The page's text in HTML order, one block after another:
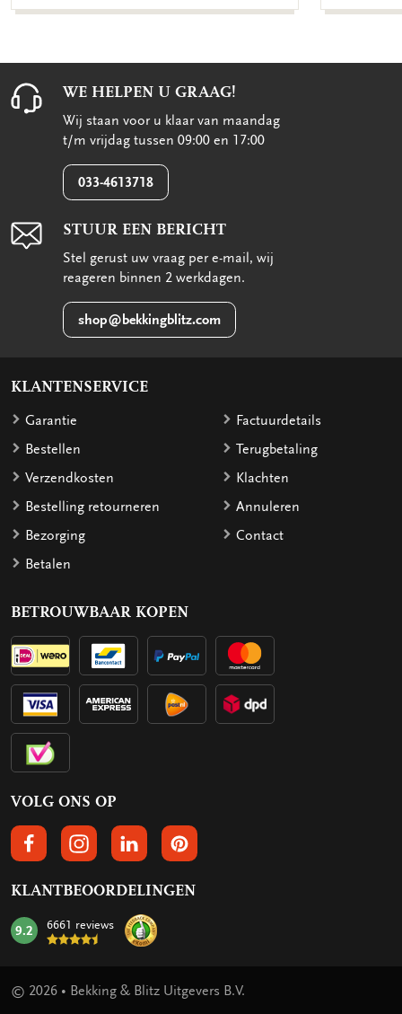
WE HELPEN U GRAAG!
Wij staan voor u klaar van maandag
t/m vrijdag tussen 09:00 en 17:00
033-4613718
STUUR EEN BERICHT
Stel gerust uw vraag per e-mail, wij
reageren binnen 2 werkdagen.
shop@bekkingblitz.com
KLANTENSERVICE
Garantie
Bestellen
Verzendkosten
Bestelling retourneren
Bezorging
Betalen
Factuurdetails
Terugbetaling
Klachten
Annuleren
Contact
BETROUWBAAR KOPEN
VOLG ONS OP
VOLGS ONS OP FACEBOOK
VOLG ONS OP INSTAGRAM
VOLG ONS OP LINKEDIN
VOLG ONS OP PINTEREST
KLANTBEOORDELINGEN
mark:
9.2 6661 reviews
© 2026 • Bekking & Blitz Uitgevers B.V.